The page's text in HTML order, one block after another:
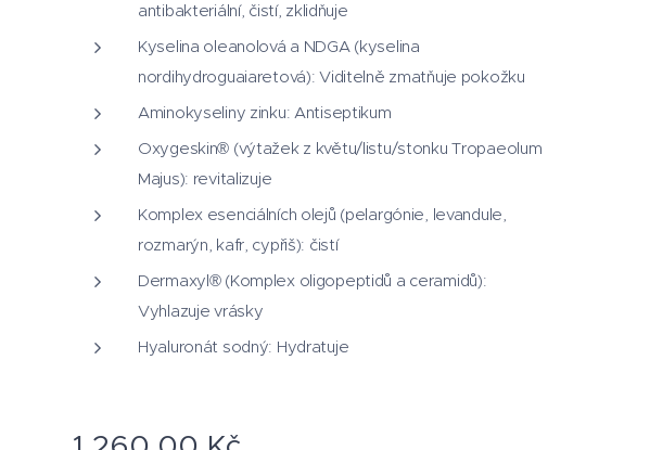
antibakteriální, čistí, zklidňuje
Kyselina oleanolová a NDGA (kyselina
nordihydroguaiaretová): Viditelně zmatňuje pokožku
Aminokyseliny zinku: Antiseptikum
Oxygeskin® (výtažek z květu/listu/stonku Tropaeolum
Majus): revitalizuje
Komplex esenciálních olejů (pelargónie, levandule,
rozmarýn, kafr, cypřiš): čistí
Dermaxyl® (Komplex oligopeptidů a ceramidů):
Vyhlazuje vrásky
Hyaluronát sodný: Hydratuje